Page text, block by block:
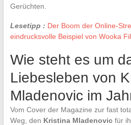
Gerüchten.
Lesetipp : Der Boom der Online-
eindrucksvolle Beispiel von Wooka
Wie steht es um
Liebesleben von
Mladenovic im
Vom Cover der Magazine zur fast
Weg, den Kristina Mladenovicfür